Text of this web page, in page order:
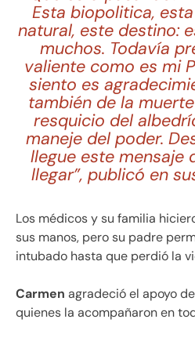
Esta biopolitica,
natural, este destino:
muchos. Todavía
valiente como es mi
siento es
también de la
resquicio del
maneje del poder.
llegue este mensaje
llegar”, publicó en
Los médicos y su familia
sus manos, pero su padre
intubado hasta que perdió la
Carmen agradeció el apoyo
quienes la acompañaron en